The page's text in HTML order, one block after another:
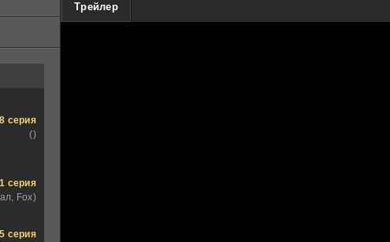
Трейлер
8 серия
()
1 серия
Fox)
5 серия